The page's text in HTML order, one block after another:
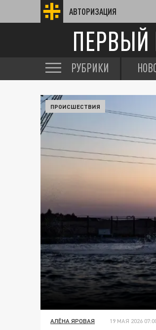
АВТОРИЗАЦИЯ
ПЕРВЫЙ
РУБРИКИ
ПРОИСШЕСТВИЯ
АЛЁНА ЯРОВАЯ 19 МАЯ 2026